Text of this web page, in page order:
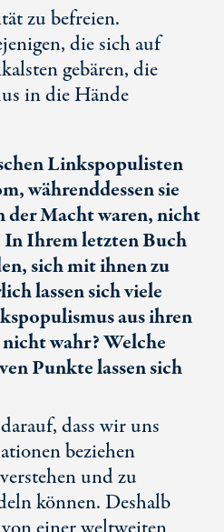
zu befreien.
die sich auf
gebären, die
in die Hände
Linkspopulisten
währenddessen sie
der Macht waren, nicht
In Ihrem letzten Buch
sich mit ihnen zu
lassen sich viele
aus ihren
wahr? Welche
Punkte lassen sich
dass wir uns
beziehen
und zu
können. Deshalb